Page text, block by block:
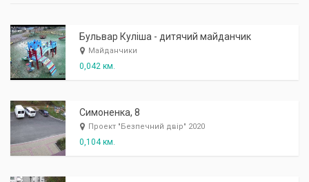
Бульвар Куліша - дитячий майданчик
Майданчики
0,042 км.
Симоненка, 8
Проект "Безпечний двір" 2020
0,104 км.